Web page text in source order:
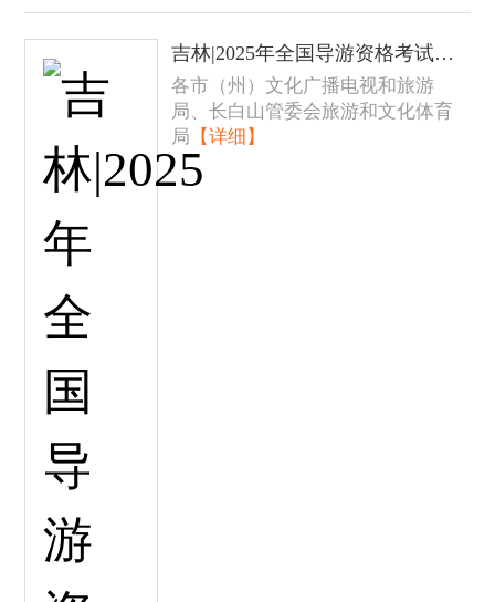
吉林|2025年全国导游资格考试报名通知
各市（州）文化广播电视和旅游
局、长白山管委会旅游和文化体育
局 【详细】